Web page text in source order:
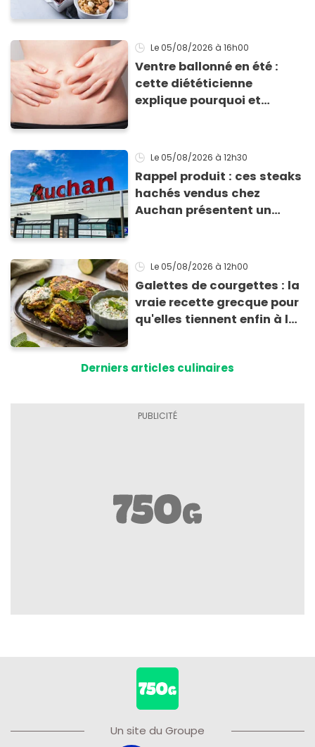
Le 05/08/2026 à 16h00
Ventre ballonné en été :
cette diététicienne
explique pourquoi et
Le 05/08/2026 à 12h30
Rappel produit : ces steaks
hachés vendus chez
Auchan présentent un
Le 05/08/2026 à 12h00
Galettes de courgettes : la
vraie recette grecque pour
qu'elles tiennent enfin à la
Derniers articles culinaires
Un site du Groupe